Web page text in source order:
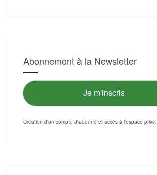
options
être
sur
page
du
Abonnement à la Newsletter
Je m'inscris
Création d'un compte d'abonné et accès à l'espace privé.